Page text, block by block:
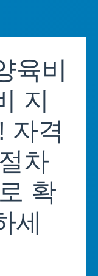
육비
지
자격
차
확
세